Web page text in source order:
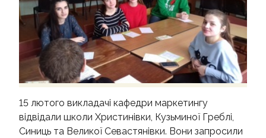
15 лютого викладачі кафедри маркетингу
відвідали школи Христинівки, Кузьминої Греблі,
Синиць та Великої Севастянівки. Вони запросили